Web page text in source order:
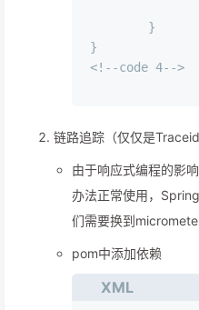
}
<!--code￼ 4-->
链路追踪（仅仅是Traceid
由于响应式编程的影
办法正常使用，
们需要换到
pom中添加依赖
XML